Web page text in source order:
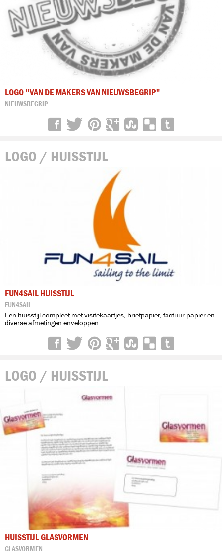
LOGO "VAN DE MAKERS VAN NIEUWSBEGRIP"
NIEUWSBEGRIP
LOGO / HUISSTIJL
FUN4SAIL HUISSTIJL
FUN4SAIL
Een huisstijl compleet met visitekaartjes, briefpapier, factuur papier en
diverse afmetingen enveloppen.
LOGO / HUISSTIJL
HUISSTIJL GLASVORMEN
GLASVORMEN